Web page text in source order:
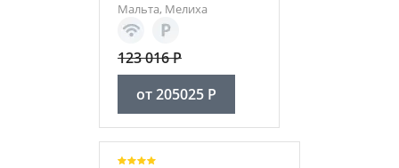
Мальта, Мелиха
123 016Р
от205025 Р